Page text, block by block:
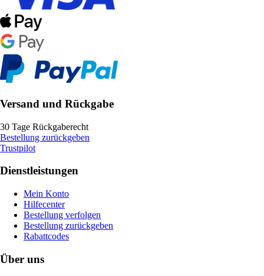
Versand und Rückgabe
30 Tage Rückgaberecht
Bestellung zurückgeben
Trustpilot
Dienstleistungen
Mein Konto
Hilfecenter
Bestellung verfolgen
Bestellung zurückgeben
Rabattcodes
Über uns